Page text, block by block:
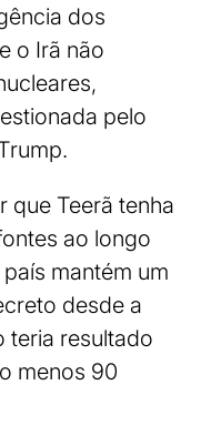
dos
o Irã não
pelo
que Teerã tenha
ao longo
mantém um
desde a
teria resultado
menos 90